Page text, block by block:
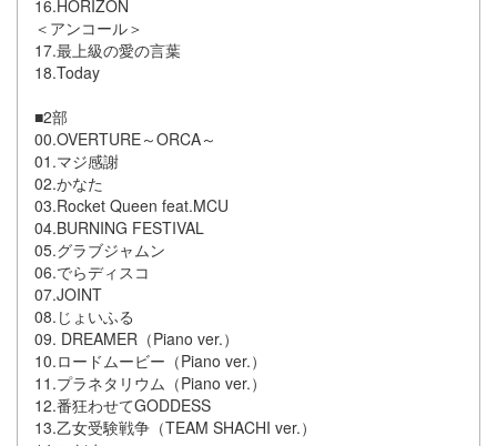
16.HORIZON
＜アンコール＞
17.最上級の愛の言葉
18.Today
■2部
00.OVERTURE～ORCA～
01.マジ感謝
02.かなた
03.Rocket Queen feat.MCU
04.BURNING FESTIVAL
05.グラブジャムン
06.でらディスコ
07.JOINT
08.じょいふる
09. DREAMER（Piano ver.）
10.ロードムービー（Piano ver.）
11.プラネタリウム（Piano ver.）
12.番狂わせてGODDESS
13.乙女受験戦争（TEAM SHACHI ver.）